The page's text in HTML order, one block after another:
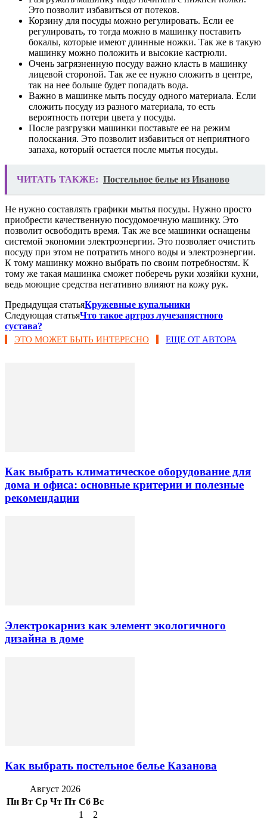
Это позволит избавиться от потеков.
Корзину для посуды можно регулировать. Если ее
регулировать, то тогда можно в машинку поставить
бокалы, которые имеют длинные ножки. Так же в такую
машинку можно положить и высокие кастрюли.
Очень загрязненную посуду важно класть в машинку
лицевой стороной. Так же ее нужно сложить в центре,
так на нее больше будет попадать вода.
Важно в машинке мыть посуду одного материала. Если
сложить посуду из разного материала, то есть
вероятность потери цвета у посуды.
После разгрузки машинки поставьте ее на режим
полоскания. Это позволит избавиться от неприятного
запаха, который остается после мытья посуды.
ЧИТАТЬ ТАКЖЕ: Постельное белье из Иваново
Не нужно составлять графики мытья посуды. Нужно просто
приобрести качественную посудомоечную машинку. Это
позволит освободить время. Так же все машинки оснащены
системой экономии электроэнергии. Это позволяет очистить
посуду при этом не потратить много воды и электроэнергии.
К тому машинку можно выбрать по своим потребностям. К
тому же такая машинка сможет поберечь руки хозяйки кухни,
ведь моющие средства негативно влияют на кожу рук.
Предыдущая статьяКружевные купальники
Следующая статьяЧто такое артроз лучезапястного
сустава?
ЭТО МОЖЕТ БЫТЬ ИНТЕРЕСНО ЕЩЕ ОТ АВТОРА
Как выбрать климатическое оборудование для
дома и офиса: основные критерии и полезные
рекомендации
Электрокарниз как элемент экологичного
дизайна в доме
Как выбрать постельное белье Казанова
Август 2026
Пн Вт Ср Чт Пт Сб Вс
1
2